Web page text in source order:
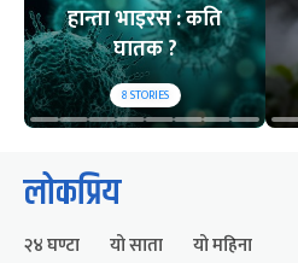
हान्ता भाइरस : कति
घातक ?
8STORIES
लोकप्रिय
२४ घण्टा यो साता यो महिना